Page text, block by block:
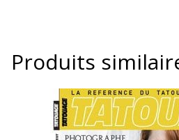
Produits